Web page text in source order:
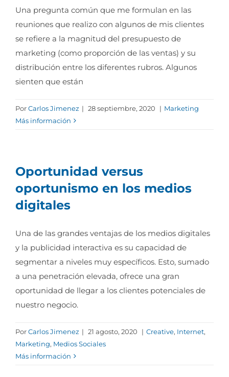
Una pregunta común que me formulan en las
reuniones que realizo con algunos de mis clientes
se refiere a la magnitud del presupuesto de
marketing (como proporción de las ventas) y su
distribución entre los diferentes rubros. Algunos
sienten que están
PorCarlos Jimenez | 28 septiembre, 2020 | Marketing
Más información
Oportunidad versus
oportunismo en los medios
digitales
Una de las grandes ventajas de los medios digitales
y la publicidad interactiva es su capacidad de
segmentar a niveles muy específicos. Esto, sumado
a una penetración elevada, ofrece una gran
oportunidad de llegar a los clientes potenciales de
nuestro negocio.
PorCarlos Jimenez | 21 agosto, 2020 | Creative, Internet,
Marketing, Medios Sociales
Más información